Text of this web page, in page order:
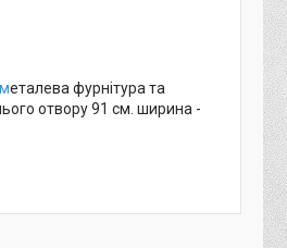
еталева фурнітура та
отвору 91 см. ширина -